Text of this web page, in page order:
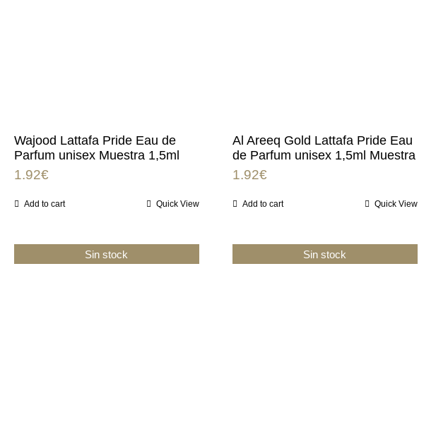
Wajood Lattafa Pride Eau de
Parfum unisex Muestra 1,5ml
1.92€
Add to cart Quick View
Al Areeq Gold Lattafa Pride Eau
de Parfum unisex 1,5ml Muestra
1.92€
Add to cart Quick View
Sin stock Sin stock